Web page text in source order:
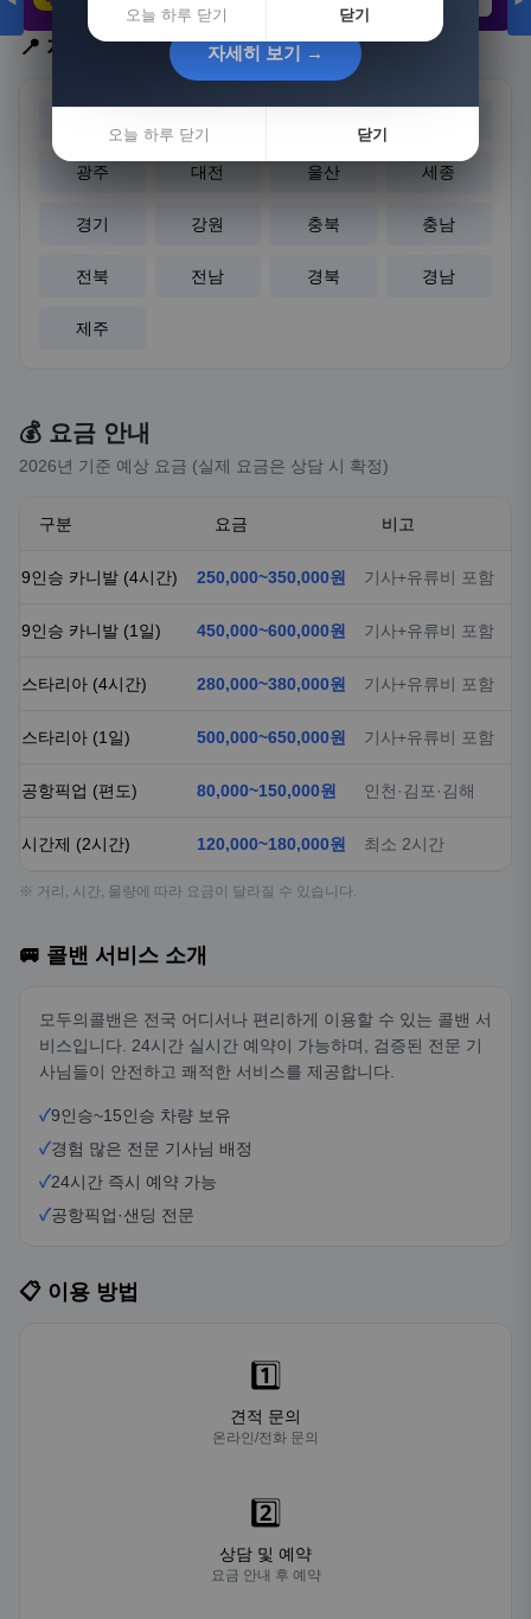
3,308원
📍 지역 선택
광주 대전 울산 세종
경기 강원 충북 충남
전북 전남 경북 경남
제주
💰 요금 안내
2026년 기준 예상 요금 (실제 요금은 상담 시 확정)
구분 요금 비고
9인승 카니발 (4시간) 250,000~350,000원 기사+유류비 포함
9인승 카니발 (1일) 450,000~600,000원 기사+유류비 포함
스타리아 (4시간) 280,000~380,000원 기사+유류비 포함
스타리아 (1일) 500,000~650,000원 기사+유류비 포함
공항픽업 (편도) 80,000~150,000원 인천·김포·김해
시간제 (2시간) 120,000~180,000원 최소 2시간
※ 거리, 시간, 물량에 따라 요금이 달라질 수 있습니다.
🚐 콜밴 서비스 소개
모두의콜밴은 전국 어디서나 편리하게 이용할 수 있는 콜밴 서
비스입니다. 24시간 실시간 예약이 가능하며, 검증된 전문 기
사님들이 안전하고 쾌적한 서비스를 제공합니다.
✓9인승~15인승 차량 보유
✓경험 많은 전문 기사님 배정
✓24시간 즉시 예약 가능
✓공항픽업·샌딩 전문
📋 이용 방법
1️⃣
견적 문의
온라인/전화 문의
2️⃣
상담 및 예약
요금 안내 후 예약
오늘 하루 닫기 닫기
자세히 보기 →
오늘 하루 닫기 닫기
자세히 보기 →
오늘 하루 닫기 닫기